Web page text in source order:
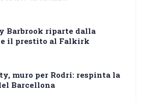
Barbrook riparte dalla
il prestito al Falkirk
muro per Rodri: respinta la
Barcellona